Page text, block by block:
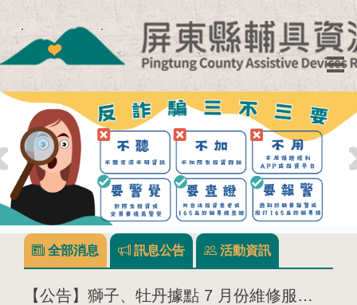
主
要
容
全部消息 訊息公告 活動資訊
【公告】獅子、牡丹據點 7 月份維修服務暫停一次